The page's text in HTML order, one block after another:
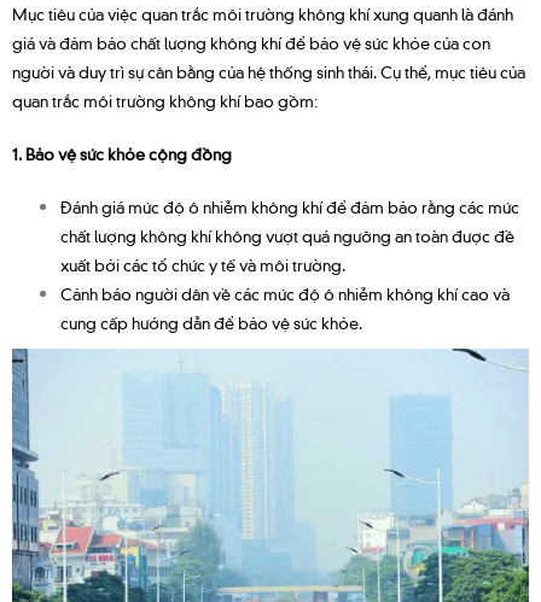
Mục tiêu của việc quan trắc môi trường không khí xung quanh là đánh
giá và đảm bảo chất lượng không khí để bảo vệ sức khỏe của con
người và duy trì sự cân bằng của hệ thống sinh thái. Cụ thể, mục tiêu của
quan trắc môi trường không khí bao gồm:
1. Bảo vệ sức khỏe cộng đồng
Đánh giá mức độ ô nhiễm không khí để đảm bảo rằng các mức
chất lượng không khí không vượt quá ngưỡng an toàn được đề
xuất bởi các tổ chức y tế và môi trường.
Cảnh báo người dân về các mức độ ô nhiễm không khí cao và
cung cấp hướng dẫn để bảo vệ sức khỏe.